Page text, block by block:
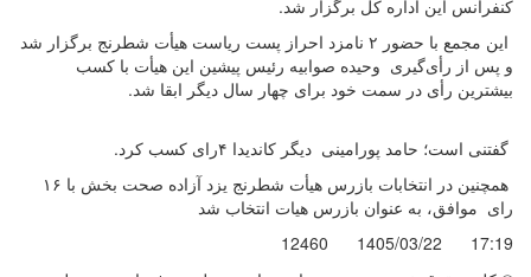
کنفرانس این اداره کل برگزار شد.
این مجمع با حضور ۲ نامزد احراز پست ریاست هیأت شطرنج برگزار شد
و پس از رأی‌گیری وحیده صوابیه رئیس پیشین این هیأت با کسب
بیشترین رأی در سمت خود برای چهار سال دیگر ابقا شد.
گفتنی است؛ حامد‌ پورامینی دیگر کاندیدا ۴رای کسب کرد.
همچنین در انتخابات بازرس هیأت شطرنج یزد آزاده صحت بخش با ۱۶
رای موافق، به عنوان بازرس هیات انتخاب شد
17:19
1405/03/22
12460